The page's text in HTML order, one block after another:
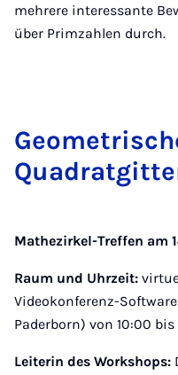
mehrere interessante
über Primzahlen durch.
Mathezirkel-Treffen am
Raum und Uhrzeit:
Videokonferenz-
Paderborn) von 10:00 bis
Leiterin des Workshops: